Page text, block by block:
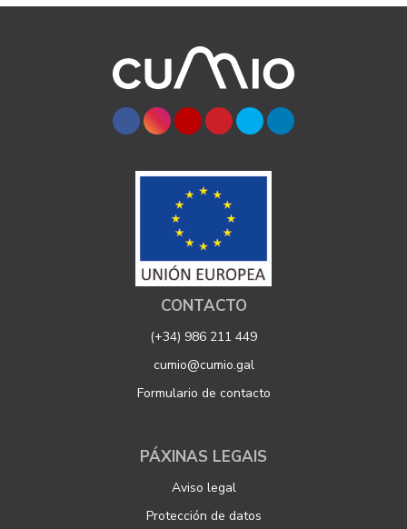
CONTACTO
(+34) 986 211 449
cumio@cumio.gal
Formulario de contacto
PÁXINAS LEGAIS
Aviso legal
Protección de datos